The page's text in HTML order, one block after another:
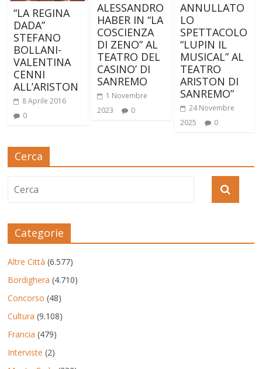
“LA REGINA
DADA”
STEFANO
BOLLANI-
VALENTINA
CENNI
ALL’ARISTON
8 Aprile 2016
0
ALESSANDRO
HABER IN “LA
COSCIENZA
DI ZENO” AL
TEATRO DEL
CASINO’ DI
SANREMO
1 Novembre
2023
0
ANNULLATO
LO
SPETTACOLO
“LUPIN IL
MUSICAL” AL
TEATRO
ARISTON DI
SANREMO”
24 Novembre
2025
0
Cerca
Categorie
Altre Città (6.577)
Bordighera (4.710)
Concorso (48)
Cultura (9.108)
Francia (479)
Interviste (2)